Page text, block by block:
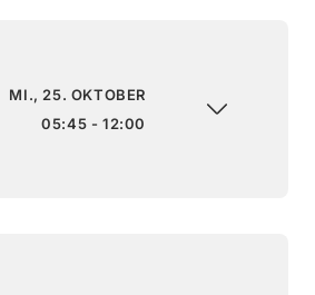
MI., 25. OKTOBER
05:45 - 12:00